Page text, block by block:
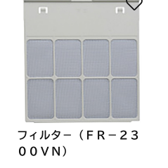
フィルタ－（ＦＲ－２３
００ＶＮ）